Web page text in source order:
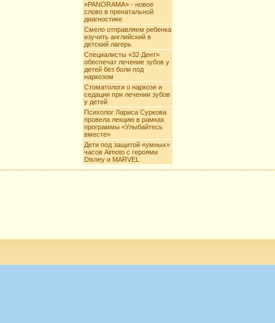
«PANORAMA» - новое
слово в пренатальной
диагностике
Смело отправляем ребенка
изучить английский в
детский лагерь
Специалисты «32 Дент»
обеспечат лечение зубов у
детей без боли под
наркозом
Стоматологи о наркозе и
седации при лечении зубов
у детей
Психолог Лариса Суркова
провела лекцию в рамках
программы «Улыбайтесь
вместе»
Дети под защитой «умных»
часов Aimoto c героями
Disney и MARVEL